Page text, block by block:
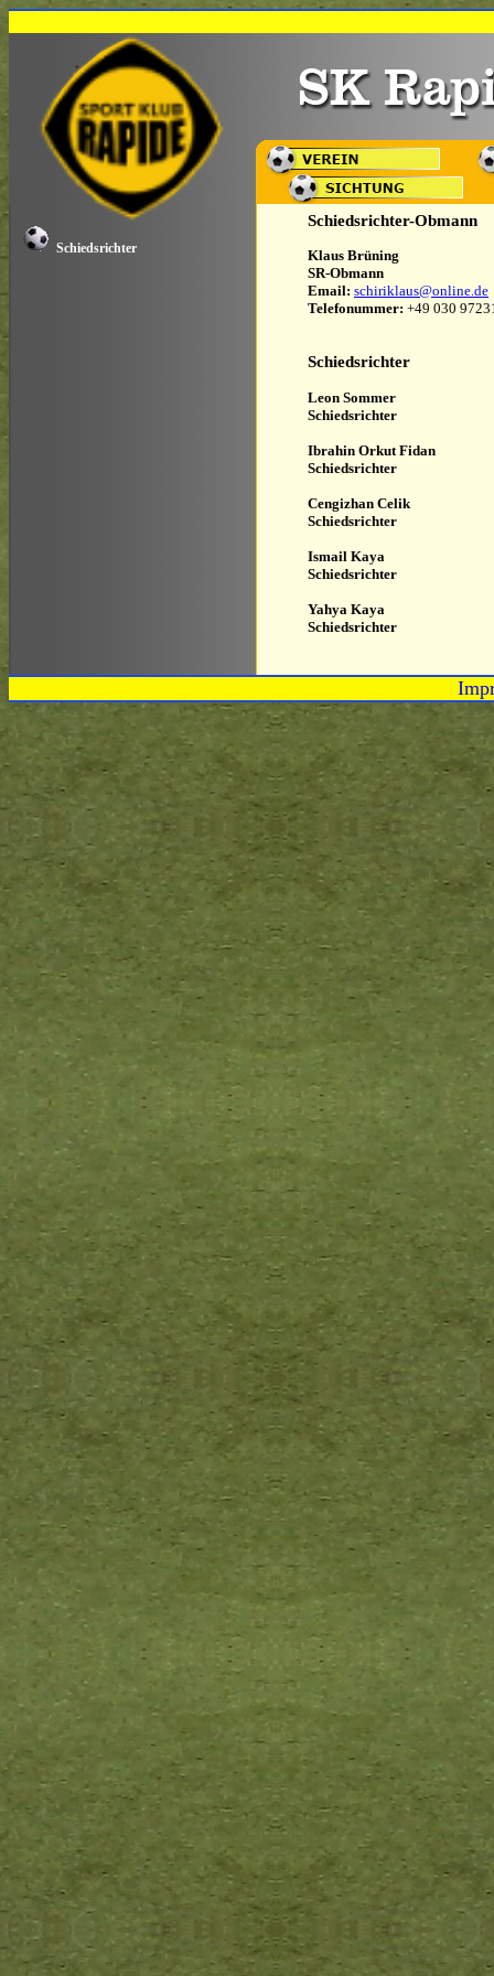
Schiedsrichter
Schiedsrichter-Obmann
Klaus Brüning
SR-Obmann
Email: schiriklaus@online.de
Telefonummer: +49 030
Schiedsrichter
Leon Sommer
Schiedsrichter
Ibrahin Orkut Fidan
Schiedsrichter
Cengizhan Celik
Schiedsrichter
Ismail Kaya
Schiedsrichter
Yahya Kaya
Schiedsrichter